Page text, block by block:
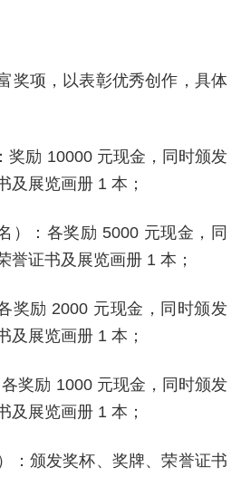
奖项，以表彰优秀创作，具体
奖励 10000 元现金，同时颁发
及展览画册 1 本；
）：各奖励 5000 元现金，同
誉证书及展览画册 1 本；
奖励 2000 元现金，同时颁发
及展览画册 1 本；
奖励 1000 元现金，同时颁发
及展览画册 1 本；
：颁发奖杯、奖牌、荣誉证书